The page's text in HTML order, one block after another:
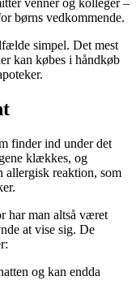
børns vedkommende.
simpel. Det mest
kan købes i håndkøb
finder ind under det
klækkes, og
allergisk reaktion, som
har man altså været
at vise sig. De
og kan endda